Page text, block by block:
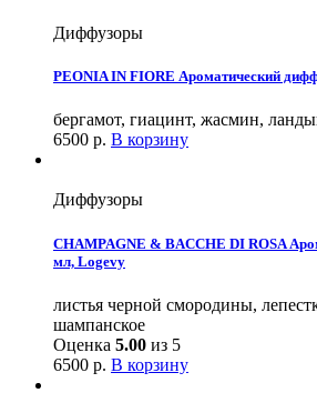
Диффузоры
PEONIA IN FIORE Ароматический
бергамот, гиацинт, жасмин,
6500 р. В корзину
Диффузоры
CHAMPAGNE & BACCHE DI ROSA
мл, Logevy
листья черной смородины,
шампанское
Оценка 5.00 из 5
6500 р. В корзину